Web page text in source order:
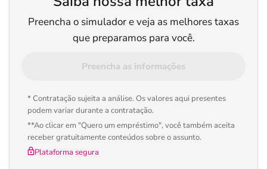
Preencha o simulador e veja as melhores taxas
que preparamos para você.
Preencha as informações
* Contratação sujeita a análise. Os valores aqui presentes
podem variar durante a contratação.
**Ao clicar em "Quero um empréstimo", você também aceita
receber gratuitamente conteúdos sobre o assunto.
Plataforma segura